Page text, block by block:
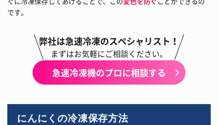
です。
弊社は急速冷凍のスペシャリスト！
まずはお気軽にご相談ください。
急速冷凍機のプロに相談する
にんにくの冷凍保存方法